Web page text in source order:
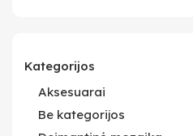
Kategorijos
Aksesuarai
Be kategorijos